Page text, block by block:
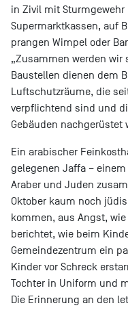
in Zivil mit Sturmgewehr
Supermarktkassen, auf
prangen Wimpel oder
„Zusammen werden wir
Baustellen dienen dem
Luftschutzräume, die
verpflichtend sind und
Gebäuden nachgerüstet
Ein arabischer
gelegenen Jaffa –
Araber und Juden
Oktober kaum noch
kommen, aus Angst,
berichtet, wie beim
Gemeindezentrum ein
Kinder vor Schreck
Tochter in Uniform und
Die Erinnerung an den